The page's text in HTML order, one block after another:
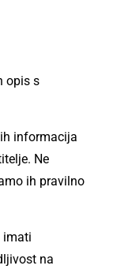
opis s
informacija
Ne
ih pravilno
imati
na